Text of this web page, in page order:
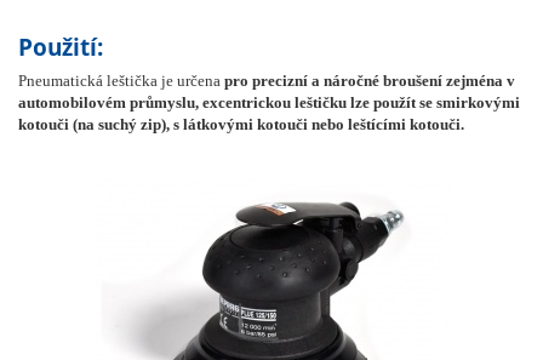
Použití:
Pneumatická leštička je určena pro precizní a náročné broušení zejména v
automobilovém průmyslu, excentrickou leštičku lze použít se smirkovými
kotouči (na suchý zip), s látkovými kotouči nebo leštícími kotouči.